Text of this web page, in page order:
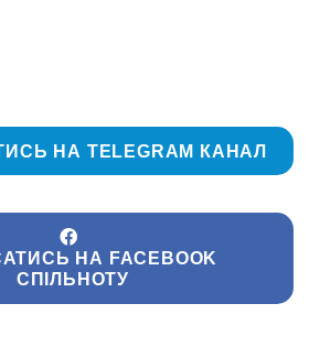
НА TELEGRAM КАНАЛ
НА FACEBOOK
СПІЛЬНОТУ